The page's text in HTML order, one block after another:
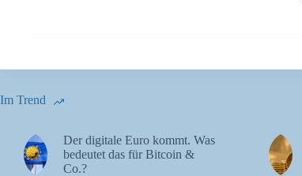
Im Trend
Der digitale Euro kommt. Was
bedeutet das für Bitcoin &
Co.?